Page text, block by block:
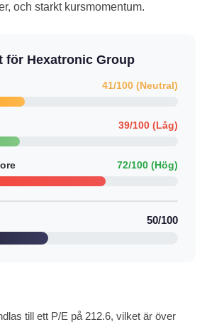
och starkt kursmomentum.
för Hexatronic Group
41/100 (Neutral)
39/100 (Låg)
72/100 (Hög)
50/100
till ett P/E på 212.6, vilket är över